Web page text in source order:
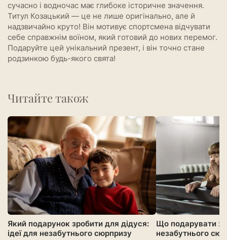
сучасно і водночас має глибоке історичне значення.
Титул Козацький — це не лише оригінально, але й
надзвичайно круто! Він мотивує спортсмена відчувати
себе справжнім воїном, який готовий до нових перемог.
Подаруйте цей унікальний презент, і він точно стане
родзинкою будь-якого свята!
Читайте також
Який подарунок зробити для дідуся:
ідеї для незабутнього сюрпризу
Що подарувати
незабутнього